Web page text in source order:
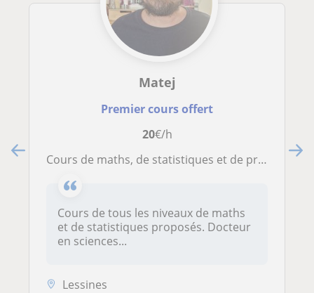
Matej
Premier cours offert
20€/h
Cours de maths, de statistiques et de probabilités
Cours de tous les niveaux de maths
et de statistiques proposés. Docteur
en sciences...
Lessines